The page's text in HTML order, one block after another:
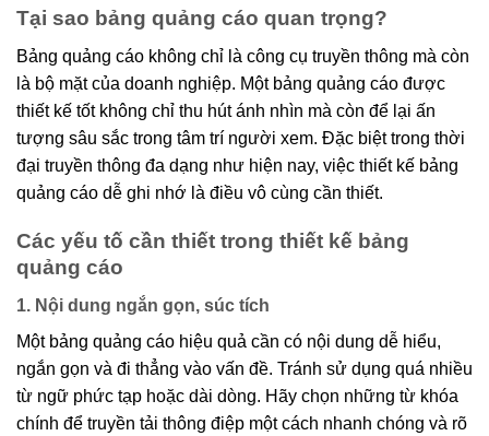
Tại sao bảng quảng cáo quan trọng?
Bảng quảng cáo không chỉ là công cụ truyền thông mà còn
là bộ mặt của doanh nghiệp. Một bảng quảng cáo được
thiết kế tốt không chỉ thu hút ánh nhìn mà còn để lại ấn
tượng sâu sắc trong tâm trí người xem. Đặc biệt trong thời
đại truyền thông đa dạng như hiện nay, việc thiết kế bảng
quảng cáo dễ ghi nhớ là điều vô cùng cần thiết.
Các yếu tố cần thiết trong thiết kế bảng
quảng cáo
1. Nội dung ngắn gọn, súc tích
Một bảng quảng cáo hiệu quả cần có nội dung dễ hiểu,
ngắn gọn và đi thẳng vào vấn đề. Tránh sử dụng quá nhiều
từ ngữ phức tạp hoặc dài dòng. Hãy chọn những từ khóa
chính để truyền tải thông điệp một cách nhanh chóng và rõ